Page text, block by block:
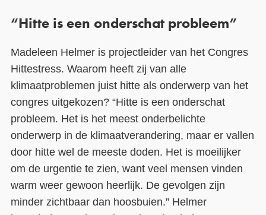
“Hitte is een onderschat probleem”
Madeleen Helmer is projectleider van het Congres
Hittestress. Waarom heeft zij van alle
klimaatproblemen juist hitte als onderwerp van het
congres uitgekozen? “Hitte is een onderschat
probleem. Het is het meest onderbelichte
onderwerp in de klimaatverandering, maar er vallen
door hitte wel de meeste doden. Het is moeilijker
om de urgentie te zien, want veel mensen vinden
warm weer gewoon heerlijk. De gevolgen zijn
minder zichtbaar dan hoosbuien.” Helmer